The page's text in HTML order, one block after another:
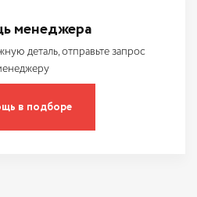
менеджера
деталь, отправьте запрос
в подборе